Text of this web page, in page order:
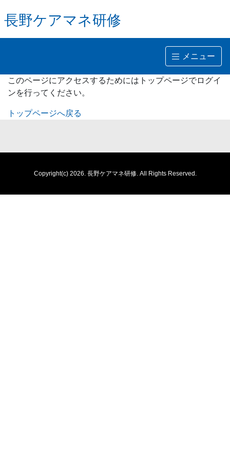
長野ケアマネ研修
メニュー
このページにアクセスするためにはトップページでログイ
ンを行ってください。
トップページへ戻る
Copyright(c) 2026. 長野ケアマネ研修. All Rights Reserved.